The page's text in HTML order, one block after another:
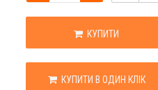
КУПИТИ
КУПИТИ В ОДИН КЛІК